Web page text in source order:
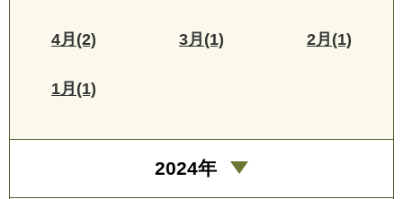
4月(2) 3月(1) 2月(1)
1月(1)
2024年